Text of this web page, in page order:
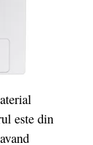
este din